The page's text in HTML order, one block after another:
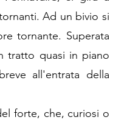
Ad un bivio si
tornante. Superata
tratto quasi in piano
all'entrata della
forte, che, curiosi o